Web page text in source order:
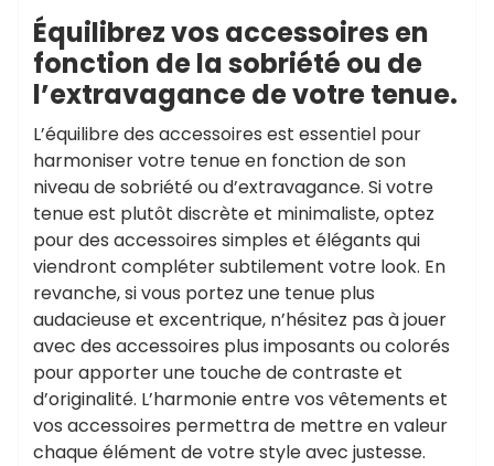
Équilibrez vos accessoires en
fonction de la sobriété ou de
l’extravagance de votre tenue.
L’équilibre des accessoires est essentiel pour
harmoniser votre tenue en fonction de son
niveau de sobriété ou d’extravagance. Si votre
tenue est plutôt discrète et minimaliste, optez
pour des accessoires simples et élégants qui
viendront compléter subtilement votre look. En
revanche, si vous portez une tenue plus
audacieuse et excentrique, n’hésitez pas à jouer
avec des accessoires plus imposants ou colorés
pour apporter une touche de contraste et
d’originalité. L’harmonie entre vos vêtements et
vos accessoires permettra de mettre en valeur
chaque élément de votre style avec justesse.